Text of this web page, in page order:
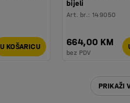
U KOŠARICU
bijeli
Art. br.:149050
664,00 KM
bez PDV
PRIKAŽI